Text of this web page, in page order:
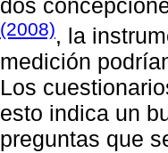
dos
(2008), la
medición
Los
esto indica un
preguntas que